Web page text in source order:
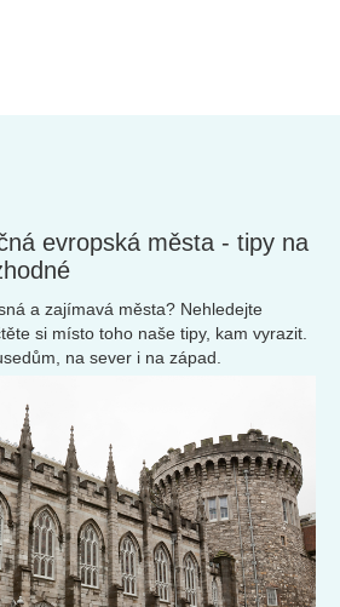
evropská města - tipy na
a zajímavá města? Nehledejte
si místo toho naše tipy, kam vyrazit.
na sever i na západ.